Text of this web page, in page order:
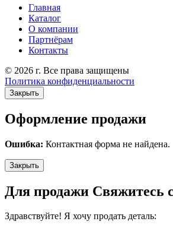
Главная
Каталог
О компании
Партнёрам
Контакты
© 2026 г. Все права защищены
Политика конфиденциальности
Закрыть
Оформление продажи
Ошибка: Контактная форма не найдена.
Закрыть
Для продажи Свяжитесь
Здравствуйте! Я хочу продать деталь: